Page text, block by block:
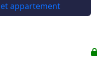
appartement